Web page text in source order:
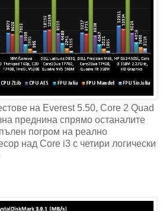
на Everest 5.50, Core 2 Quad
преднина спрямо останалите
погром на реално
над Core i3 с четири логически